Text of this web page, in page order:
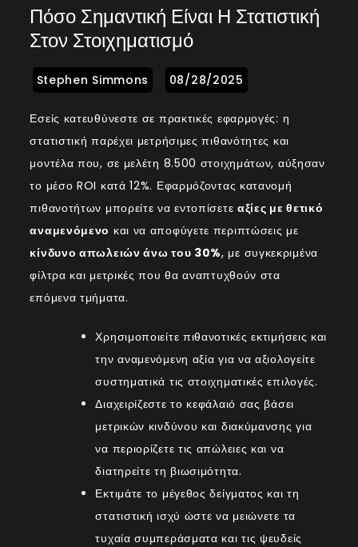
Πόσο Σημαντική Είναι Η Στατιστική
Στον Στοιχηματισμό
Εσείς κατευθύνεστε σε πρακτικές εφαρμογές: η
στατιστική παρέχει μετρήσιμες πιθανότητες και
μοντέλα που, σε μελέτη 8.500 στοιχημάτων, αύξησαν
το μέσο ROI κατά 12%. Εφαρμόζοντας κατανομή
πιθανοτήτων μπορείτε να εντοπίσετε αξίες με θετικό
αναμενόμενο και να αποφύγετε περιπτώσεις με
κίνδυνο απωλειών άνω του 30%, με συγκεκριμένα
φίλτρα και μετρικές που θα αναπτυχθούν στα
επόμενα τμήματα.
Χρησιμοποιείτε πιθανοτικές εκτιμήσεις και
την αναμενόμενη αξία για να αξιολογείτε
συστηματικά τις στοιχηματικές επιλογές.
Διαχειρίζεστε το κεφάλαιό σας βάσει
μετρικών κινδύνου και διακύμανσης για
να περιορίζετε τις απώλειες και να
διατηρείτε τη βιωσιμότητα.
Εκτιμάτε το μέγεθος δείγματος και τη
στατιστική ισχύ ώστε να μειώνετε τα
τυχαία συμπεράσματα και τις ψευδείς